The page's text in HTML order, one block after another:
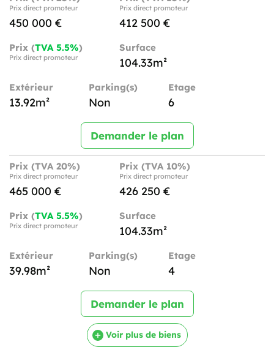
Prix direct promoteur
450 000 €
Prix direct promoteur
412 500 €
Prix (TVA 5.5%)
Prix direct promoteur
Surface
104.33m²
Extérieur
13.92m²
Parking(s)
Non
Etage
6
Demander le plan
Prix (TVA 20%)
Prix direct promoteur
465 000 €
Prix (TVA 10%)
Prix direct promoteur
426 250 €
Prix (TVA 5.5%)
Prix direct promoteur
Surface
104.33m²
Extérieur
39.98m²
Parking(s)
Non
Etage
4
Demander le plan
Voir plus de biens